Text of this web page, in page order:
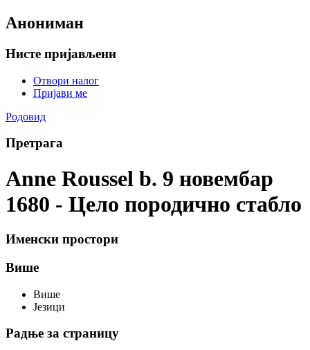
Анониман
Нисте пријављени
Отвори налог
Пријави ме
Родовид
Претрага
Anne Roussel b. 9 новембар
1680 - Цело породично стабло
Именски простори
Више
Више
Језици
Радње за страницу